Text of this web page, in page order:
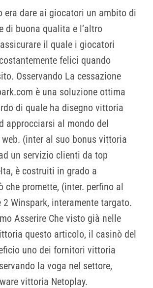
era dare ai giocatori un ambito di
di buona qualita e l’altro
il quale i giocatori
felici quando
Osservando La cessazione
è una soluzione ottima
di quale ha disegno vittoria
approcciarsi al mondo del
(inter al suo bonus vittoria
un servizio clienti da top
è costruiti in grado a
che promette, (inter. perfino al
2 Winspark, interamente targato.
Asserire Che visto già nelle
questo articolo, il casinò del
uno dei fornitori vittoria
la voga nel settore,
vittoria Netoplay.